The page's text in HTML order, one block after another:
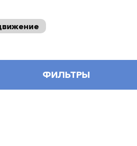
ФИЛЬТРЫ